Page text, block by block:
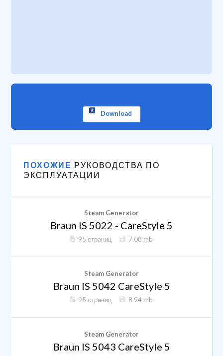
Download
ПОХОЖИЕ РУКОВОДСТВА ПО
ЭКСПЛУАТАЦИИ
Steam Generator
Braun IS 5022 - CareStyle 5
95 страниц 7.08 mb
Steam Generator
Braun IS 5042 CareStyle 5
95 страниц 8.94 mb
Steam Generator
Braun IS 5043 CareStyle 5